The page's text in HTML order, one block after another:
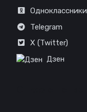
Одноклассники
Telegram
X (Twitter)
Дзен